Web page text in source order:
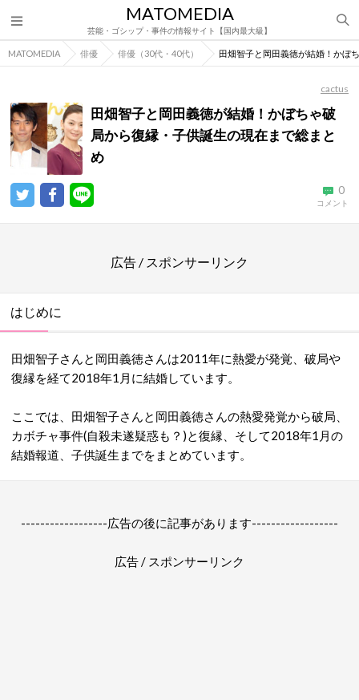
MATOMEDIA
芸能・ゴシップ・事件の情報サイト【国内最大級】
MATOMEDIA 俳優 俳優（30代・40代） 田畑智子と岡田義徳が結婚！かぼ
cactus
田畑智子と岡田義徳が結婚！かぼちゃ破
局から復縁・子供誕生の現在まで総まと
め
0
コメント
広告 / スポンサーリンク
はじめに
田畑智子さんと岡田義徳さんは2011年に熱愛が発覚、破局や
復縁を経て2018年1月に結婚しています。
ここでは、田畑智子さんと岡田義徳さんの熱愛発覚から破局、
カボチャ事件(自殺未遂疑惑も？)と復縁、そして2018年1月の
結婚報道、子供誕生までをまとめています。
------------------広告の後に記事があります------------------
広告 / スポンサーリンク